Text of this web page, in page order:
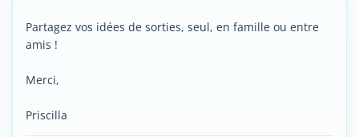
Partagez vos idées de sorties, seul, en famille ou entre
amis !
Merci,
Priscilla